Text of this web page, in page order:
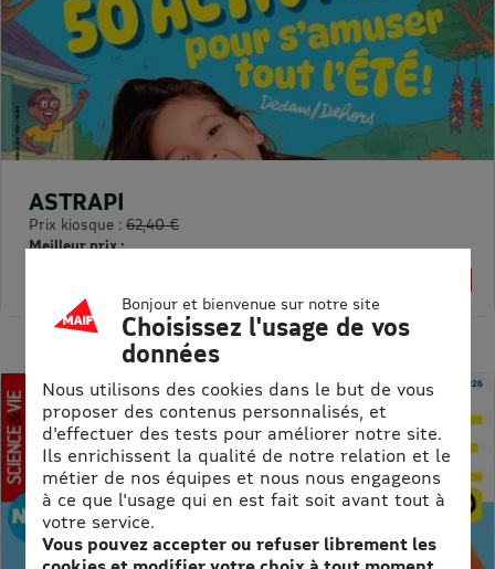
ASTRAPI
Prix kiosque : 62,40 €
Meilleur prix :
Bonjour et bienvenue sur notre site
Choisissez l'usage de vos
données
Nous utilisons des cookies dans le but de vous
proposer des contenus personnalisés, et
d'effectuer des tests pour améliorer notre site.
Ils enrichissent la qualité de notre relation et le
métier de nos équipes et nous nous engageons
à ce que l'usage qui en est fait soit avant tout à
votre service.
Vous pouvez accepter ou refuser librement les
cookies et modifier votre choix à tout moment.